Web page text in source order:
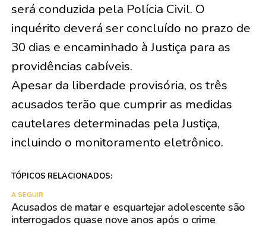
será conduzida pela Polícia Civil. O
inquérito deverá ser concluído no prazo de
30 dias e encaminhado à Justiça para as
providências cabíveis.
Apesar da liberdade provisória, os três
acusados terão que cumprir as medidas
cautelares determinadas pela Justiça,
incluindo o monitoramento eletrônico.
TÓPICOS RELACIONADOS:
A SEGUIR
Acusados de matar e esquartejar adolescente são
interrogados quase nove anos após o crime